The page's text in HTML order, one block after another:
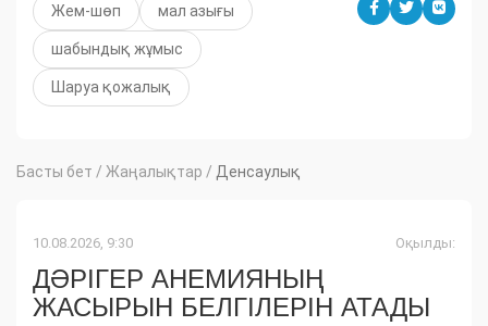
Жем-шөп мал азығы
шабындық жұмыс
Шаруа қожалық
Басты бет / Жаңалықтар / Денсаулық
10.08.2026, 9:30 Оқылды:
ДӘРІГЕР АНЕМИЯНЫҢ
ЖАСЫРЫН БЕЛГІЛЕРІН АТАДЫ